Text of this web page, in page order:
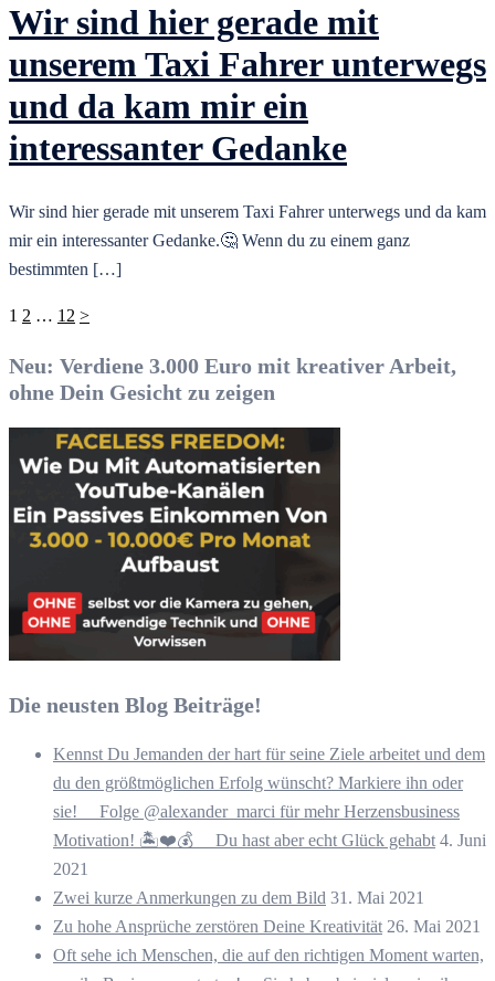
Wir sind hier gerade mit
unserem Taxi Fahrer unterwegs
und da kam mir ein
interessanter Gedanke
Wir sind hier gerade mit unserem Taxi Fahrer unterwegs und da kam
mir ein interessanter Gedanke.🤔 Wenn du zu einem ganz
bestimmten […]
Seitennummerierung
Beiträge
1 2 … 12 >
Neu: Verdiene 3.000 Euro mit kreativer Arbeit,
ohne Dein Gesicht zu zeigen
Die neusten Blog Beiträge!
Kennst Du Jemanden der hart für seine Ziele arbeitet und dem
du den größtmöglichen Erfolg wünscht? Markiere ihn oder
sie! ⠀ Folge @alexander_marci für mehr Herzensbusiness
Motivation! 🏝️❤️💰 ⠀ Du hast aber echt Glück gehabt 4. Juni
2021
Zwei kurze Anmerkungen zu dem Bild 31. Mai 2021
Zu hohe Ansprüche zerstören Deine Kreativität 26. Mai 2021
Oft sehe ich Menschen, die auf den richtigen Moment warten,